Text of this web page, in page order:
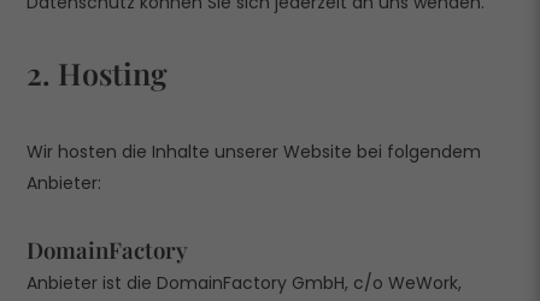
2. Hosting
Wir hosten die Inhalte unserer Website bei folgendem
Anbieter:
DomainFactory
Anbieter ist die DomainFactory GmbH, c/o WeWork,